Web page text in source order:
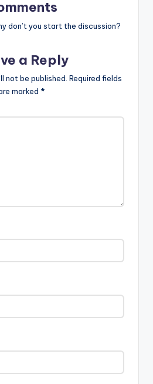
don’t you start the discussion?
a Reply
not be published. Required fields
marked *